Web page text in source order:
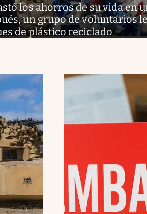
los ahorros de su vida en
un grupo de voluntarios
de plástico reciclado